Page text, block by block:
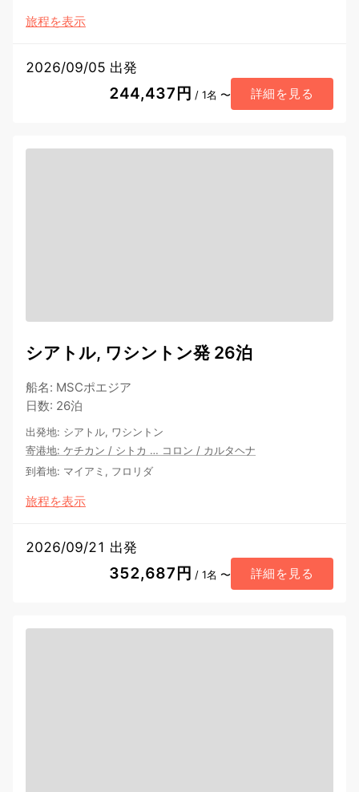
旅程を表示
2026/09/05 出発
244,437円 / 1名 〜 詳細を見る
シアトル, ワシントン発 26泊
船名: MSCポエジア
日数: 26泊
出発地: シアトル, ワシントン
寄港地: ケチカン / シトカ … コロン / カルタヘナ
到着地: マイアミ, フロリダ
旅程を表示
2026/09/21 出発
352,687円 / 1名 〜 詳細を見る